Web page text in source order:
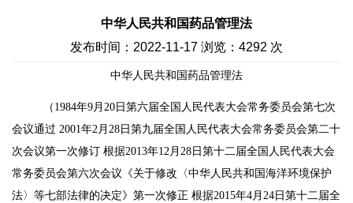
中华人民共和国药品管理法
发布时间：2022-11-17 浏览：4292 次
中华人民共和国药品管理法
（ 1984年9月20日第六届全国人民代表大会常务委员会第七次
会议通过 2001年2月28日第九届全国人民代表大会常务委员会第二十
次会议第一次修订 根据2013年12月28日第十二届全国人民代表大会
常务委员会第六次会议《关于修改〈中华人民共和国海洋环境保护
法〉等七部法律的决定》第一次修正 根据2015年4月24日第十二届全